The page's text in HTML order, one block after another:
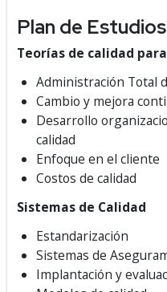
Plan de Estudios
Teorías de calidad
Administración Total
Cambio y mejora
Desarrollo
calidad
Enfoque en el cliente
Costos de calidad
Sistemas de Calidad
Estandarización
Sistemas de
Implantación y